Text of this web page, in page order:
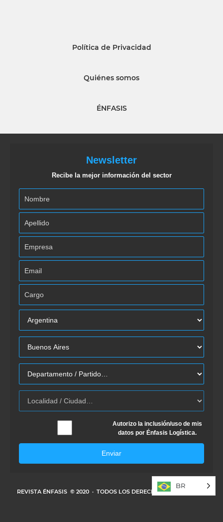
Política de Privacidad
Quiénes somos
ÉNFASIS
Newsletter
Recibe la mejor información del sector
Autorizo la inclusión/uso de mis
datos por Énfasis Logística.
Enviar
REVISTA ÉNFASIS © 2020 · TODOS LOS DERECHOS RESERVADOS
BR